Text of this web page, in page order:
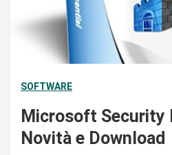
SOFTWARE
Microsoft Security
Novità e Download